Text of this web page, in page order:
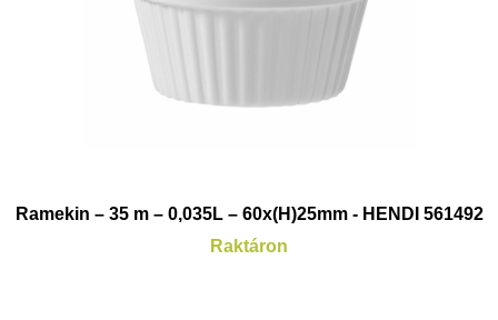
Ramekin – 35 m – 0,035L – 60x(H)25mm - HENDI 561492
Raktáron